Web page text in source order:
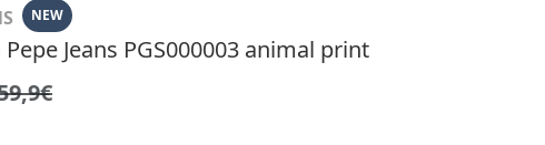
NEW
Jeans PGS000003 animal print